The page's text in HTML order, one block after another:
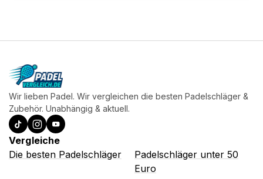
Wir lieben Padel. Wir vergleichen die besten Padelschläger &
Zubehör. Unabhängig & aktuell.
Vergleiche
Die besten Padelschläger
Padelschläger unter 50
Euro